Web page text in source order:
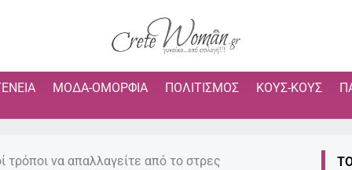
ΜΌΔΑ-ΟΜΟΡΦΙΆ ΠΟΛΙΤΙΣΜΌΣ ΚΟΥΣ-ΚΟΥΣ
τρόποι να απαλλαγείτε από το στρες